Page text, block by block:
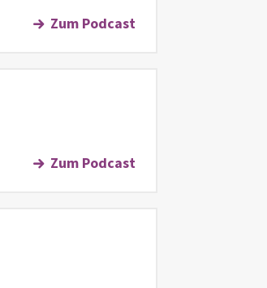
Zum Podcast
Zum Podcast